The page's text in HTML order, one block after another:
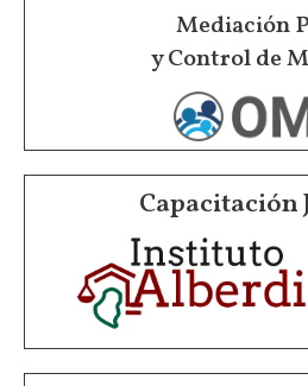
Mediación
y Control de
Capacitación